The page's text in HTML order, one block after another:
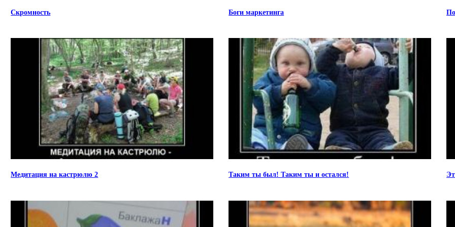
Скромность Боги маркетинга
Медитация на кастрюлю 2 Таким ты был! Таким ты и остался!